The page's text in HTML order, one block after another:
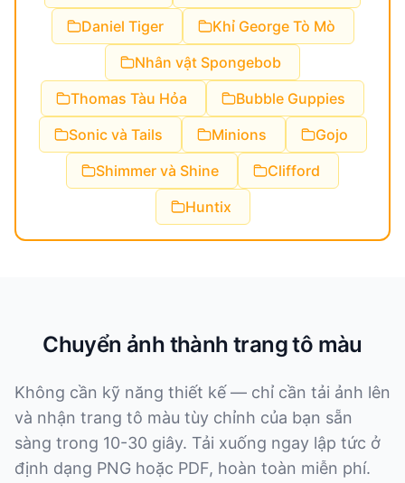
Daniel Tiger
Khỉ George Tò Mò
Nhân vật Spongebob
Thomas Tàu Hỏa
Bubble Guppies
Sonic và Tails
Minions
Gojo
Shimmer và Shine
Clifford
Huntix
Chuyển ảnh thành trang tô màu
Không cần kỹ năng thiết kế — chỉ cần tải ảnh lên
và nhận trang tô màu tùy chỉnh của bạn sẵn
sàng trong 10-30 giây. Tải xuống ngay lập tức ở
định dạng PNG hoặc PDF, hoàn toàn miễn phí.